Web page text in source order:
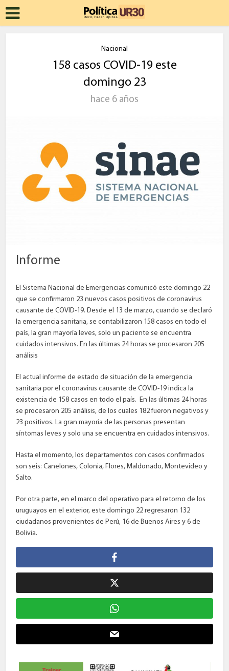
Nacional
158 casos COVID-19 este
domingo 23
hace 6 años
Informe
El Sistema Nacional de Emergencias comunicó este domingo 22
que se confirmaron 23 nuevos casos positivos de coronavirus
causante de COVID-19. Desde el 13 de marzo, cuando se declaró
la emergencia sanitaria, se contabilizaron 158 casos en todo el
país, la gran mayoría leves, solo un paciente se encuentra
cuidados intensivos. En las últimas 24 horas se procesaron 205
análisis
El actual informe de estado de situación de la emergencia
sanitaria por el coronavirus causante de COVID-19 indica la
existencia de 158 casos en todo el país. En las últimas 24 horas
se procesaron 205 análisis, de los cuales 182 fueron negativos y
23 positivos. La gran mayoría de las personas presentan
síntomas leves y solo una se encuentra en cuidados intensivos.
Hasta el momento, los departamentos con casos confirmados
son seis: Canelones, Colonia, Flores, Maldonado, Montevideo y
Salto.
Por otra parte, en el marco del operativo para el retorno de los
uruguayos en el exterior, este domingo 22 regresaron 132
ciudadanos provenientes de Perú, 16 de Buenos Aires y 6 de
Bolivia.